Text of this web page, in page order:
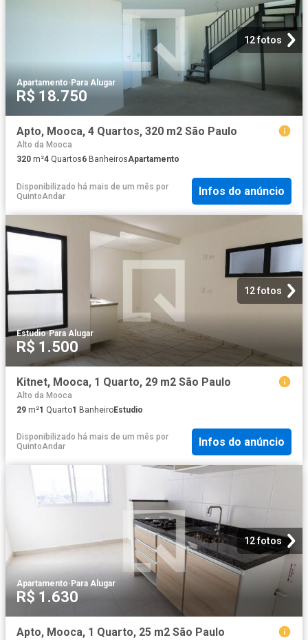
12 fotos
Apartamento· Para Alugar
R$ 18.750
Apto, Mooca, 4 Quartos, 320 m2 São Paulo
Alto da Mooca
320 m²4 Quartos6 BanheirosApartamento
Disponibilizado há mais de um mês por
QuintoAndar
Infos do anúncio
12 fotos
Estudio·Para Alugar
R$ 1.500
Kitnet, Mooca, 1 Quarto, 29 m2 São Paulo
Alto da Mooca
29 m²1 Quarto1 BanheiroEstudio
Disponibilizado há mais de um mês por
QuintoAndar
Infos do anúncio
12 fotos
Apartamento· Para Alugar
R$ 1.630
Apto, Mooca, 1 Quarto, 25 m2 São Paulo